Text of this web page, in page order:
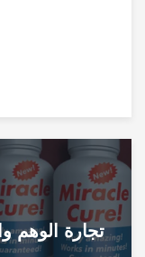
تجارة الوهم